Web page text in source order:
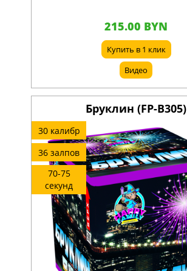
215.00 BYN
Купить в 1 клик
Видео
Бруклин (FP-B305)
30 калибр
36 залпов
70-75
секунд